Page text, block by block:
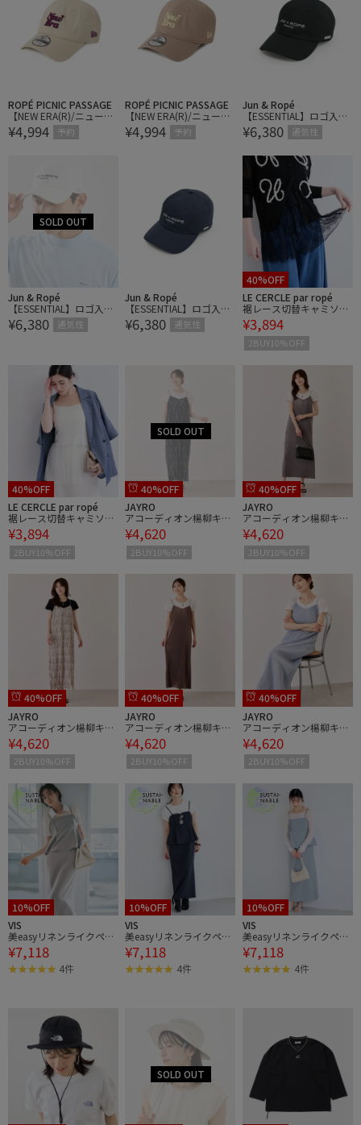
ROPÉ PICNIC PASSAGE
【NEW ERA(R)/ニューエ
ラ別注】920CS HEART L
OGO CAP
¥4,994 予約
ROPÉ PICNIC PASSAGE
【NEW ERA(R)/ニューエ
ラ別注】920CS HEART L
OGO CAP
¥4,994 予約
Jun & Ropé
【ESSENTIAL】ロゴ入り
キャップ
¥6,380 通気性
Jun & Ropé
【ESSENTIAL】ロゴ入り
キャップ
¥6,380 通気性
Jun & Ropé
【ESSENTIAL】ロゴ入り
キャップ
¥6,380 通気性
40%OFF
LE CERCLE par ropé
裾レース切替キャミソー
ル
¥3,894
2BUY10%OFF
40%OFF
LE CERCLE par ropé
裾レース切替キャミソー
ル
¥3,894
2BUY10%OFF
40%OFF
JAYRO
アコーディオン楊柳キャ
ミワンピース
¥4,620
2BUY10%OFF
40%OFF
JAYRO
アコーディオン楊柳キャ
ミワンピース
¥4,620
2BUY10%OFF
40%OFF
JAYRO
アコーディオン楊柳キャ
ミワンピース
¥4,620
2BUY10%OFF
40%OFF
JAYRO
アコーディオン楊柳キャ
ミワンピース
¥4,620
2BUY10%OFF
40%OFF
JAYRO
アコーディオン楊柳キャ
ミワンピース
¥4,620
2BUY10%OFF
10%OFF
VIS
美easyリネンライクペプ
ラム切替キャミワンピ/
イージーケア・接触冷
感・セットアップ対応
¥7,118
4件
10%OFF
VIS
美easyリネンライクペプ
ラム切替キャミワンピ/
イージーケア・接触冷
感・セットアップ対応
¥7,118
4件
10%OFF
VIS
美easyリネンライクペプ
ラム切替キャミワンピ/
イージーケア・接触冷
感・セットアップ対応
¥7,118
4件